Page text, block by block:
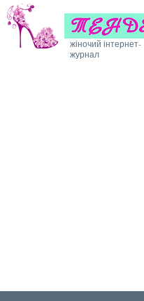
жіночий інтернет-
журнал